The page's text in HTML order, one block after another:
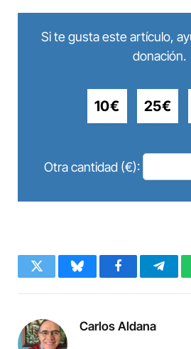
Si te gusta este artículo,
donación.
10€ 25€
Otra cantidad (€):
Twitter BlueskyFacebook
Carlos Aldana